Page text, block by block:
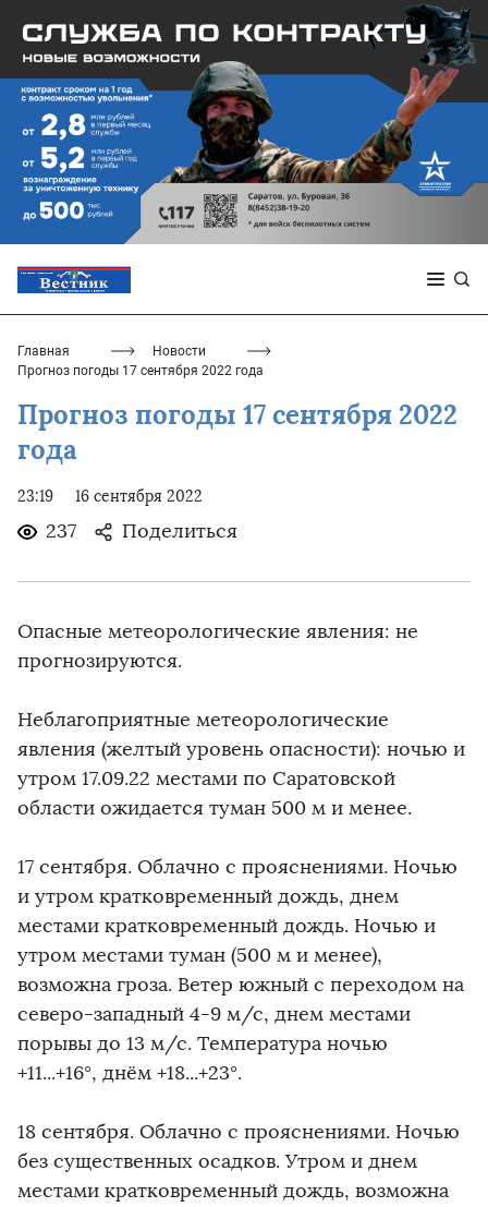
Главная
Новости
Прогноз погоды 17 сентября 2022 года
Прогноз погоды 17 сентября 2022
года
23:19 16 сентября 2022
237 Поделиться
Опасные метеорологические явления: не
прогнозируются.
Неблагоприятные метеорологические
явления (желтый уровень опасности): ночью и
утром 17.09.22 местами по Саратовской
области ожидается туман 500 м и менее.
17 сентября. Облачно с прояснениями. Ночью
и утром кратковременный дождь, днем
местами кратковременный дождь. Ночью и
утром местами туман (500 м и менее),
возможна гроза. Ветер южный с переходом на
северо-западный 4-9 м/с, днем местами
порывы до 13 м/с. Температура ночью
+11...+16°, днём +18...+23°.
18 сентября. Облачно с прояснениями. Ночью
без существенных осадков. Утром и днем
местами кратковременный дождь, возможна